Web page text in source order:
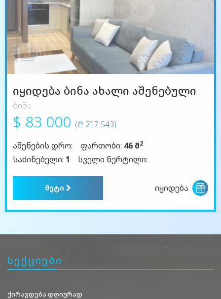
იყიდება ბინა ახალი აშენებული
ბინა
$ 83 000 (₾ 217 543)
აშენების დრო:
ფართობი: 46 მ2
საძინებელი: 1 სველი წერტილი:
მეტი იყიდება
სექციები
ქირავდება დღიურად